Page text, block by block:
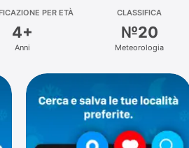
PER ETÀ
4+
Anni
CLASSIFICA
№20
Meteorologia